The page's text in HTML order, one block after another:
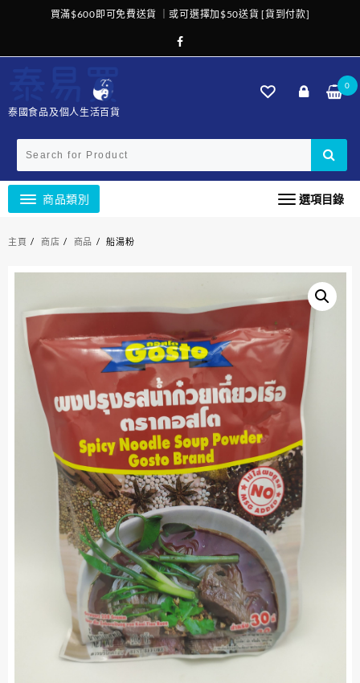
買滿$600即可免費送貨 ｜或可選擇加$50送貨 [貨到付款]
泰國食品及個人生活百貨
0
商品類別 選項目錄
主頁 商店 商品 船湯粉